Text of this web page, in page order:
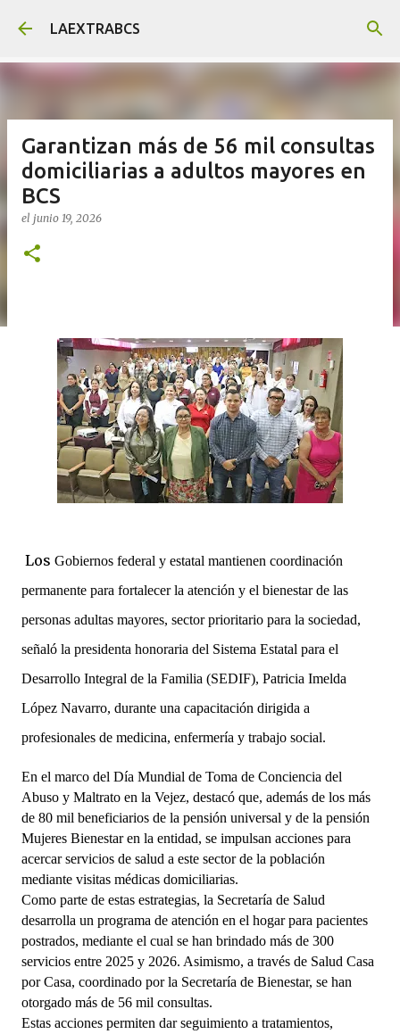
Ir al contenido principal
LAEXTRABCS
Garantizan más de 56 mil consultas
domiciliarias a adultos mayores en
BCS
el junio 19, 2026
Los Gobiernos federal y estatal mantienen coordinación
permanente para fortalecer la atención y el bienestar de las
personas adultas mayores, sector prioritario para la sociedad,
señaló la presidenta honoraria del Sistema Estatal para el
Desarrollo Integral de la Familia (SEDIF), Patricia Imelda
López Navarro, durante una capacitación dirigida a
profesionales de medicina, enfermería y trabajo social.
En el marco del Día Mundial de Toma de Conciencia del
Abuso y Maltrato en la Vejez, destacó que, además de los más
de 80 mil beneficiarios de la pensión universal y de la pensión
Mujeres Bienestar en la entidad, se impulsan acciones para
acercar servicios de salud a este sector de la población
mediante visitas médicas domiciliarias.
Como parte de estas estrategias, la Secretaría de Salud
desarrolla un programa de atención en el hogar para pacientes
postrados, mediante el cual se han brindado más de 300
servicios entre 2025 y 2026. Asimismo, a través de Salud Casa
por Casa, coordinado por la Secretaría de Bienestar, se han
otorgado más de 56 mil consultas.
Estas acciones permiten dar seguimiento a tratamientos,